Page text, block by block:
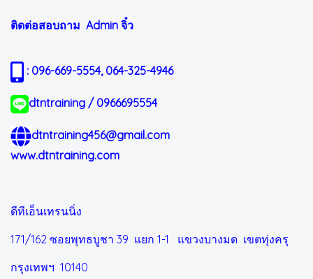
ติดต่อสอบถาม Admin จิ๋ว
: 096-669-5554, 064-325-4946
dtntraining / 0966695554
dtntraining456@gmail.com
www.dtntraining.com
ดีทีเอ็นเทรนนิ่ง
171/162 ซอยพุทธบูชา 39 แยก 1-1 แขวงบางมด เขตทุ่งครุ
กรุงเทพฯ 10140